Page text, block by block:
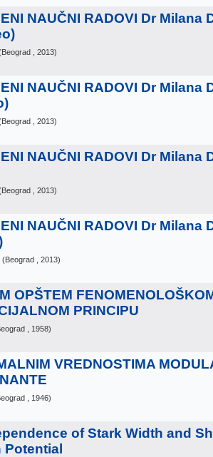
NAUČNI RADOVI Dr Milana
Beograd , 2013)
NAUČNI RADOVI Dr Milana
Beograd , 2013)
NAUČNI RADOVI Dr Milana
Beograd , 2013)
NAUČNI RADOVI Dr Milana
(Beograd , 2013)
OPŠTEM
PRINCIPU
, 1958)
VREDNOSTIMA
, 1946)
of Stark Width and